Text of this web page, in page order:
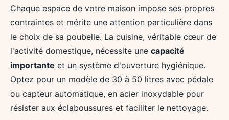
Chaque espace de votre maison impose ses propres
contraintes et mérite une attention particulière dans
le choix de sa poubelle. La cuisine, véritable cœur de
l'activité domestique, nécessite une capacité
importante et un système d'ouverture hygiénique.
Optez pour un modèle de 30 à 50 litres avec pédale
ou capteur automatique, en acier inoxydable pour
résister aux éclaboussures et faciliter le nettoyage.